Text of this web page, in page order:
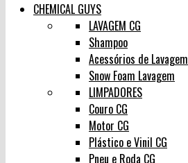
CHEMICAL GUYS
LAVAGEM CG
Shampoo
Acessórios de Lavagem
Snow Foam Lavagem
LIMPADORES
Couro CG
Motor CG
Plástico e Vinil CG
Pneu e Roda CG